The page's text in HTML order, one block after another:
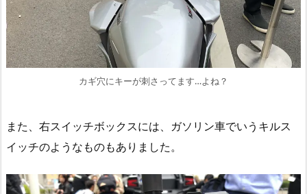
カギ穴にキーが刺さってます…よね？
また、右スイッチボックスには、ガソリン車でいうキルス
イッチのようなものもありました。